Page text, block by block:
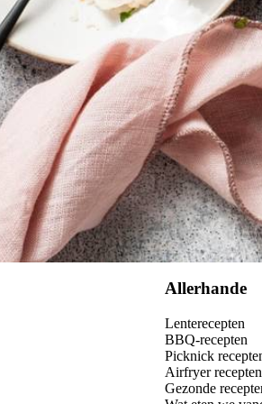
Allerhande
Lenterecepten
BBQ-recepten
Picknick
Airfryer recepten
Gezonde